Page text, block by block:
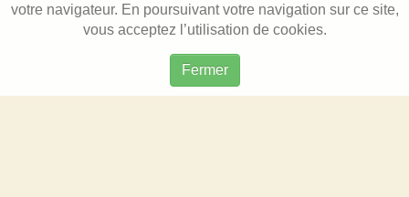
votre navigateur. En poursuivant votre navigation sur ce site,
vous acceptez l’utilisation de cookies.
Fermer